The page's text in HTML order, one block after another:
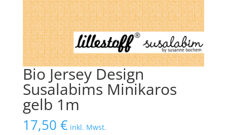
Bio Jersey Design
Susalabims Minikaros
gelb 1m
17,50 € inkl. Mwst.